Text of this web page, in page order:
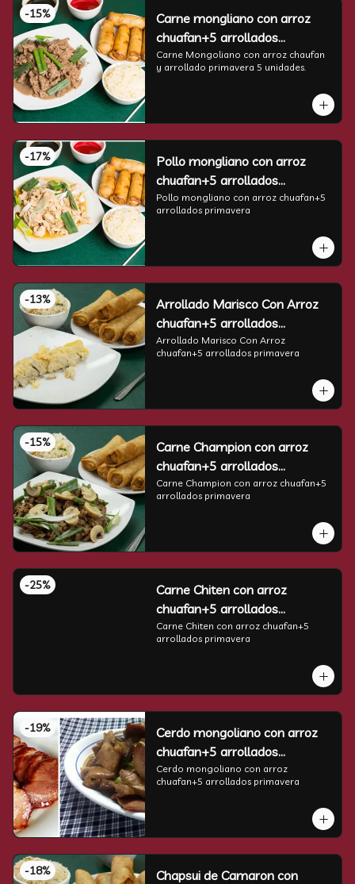
-15%
Carne mongliano con arroz
chuafan+5 arrollados
primavera
Carne Mongoliano con arroz chaufan
y arrollado primavera 5 unidades.
-17%
Pollo mongliano con arroz
chuafan+5 arrollados
primavera
Pollo mongliano con arroz chuafan+5
arrollados primavera
-13%
Arrollado Marisco Con Arroz
chuafan+5 arrollados
primavera
Arrollado Marisco Con Arroz
chuafan+5 arrollados primavera
-15%
Carne Champion con arroz
chuafan+5 arrollados
primavera
Carne Champion con arroz chuafan+5
arrollados primavera
-25%
Carne Chiten con arroz
chuafan+5 arrollados
primavera
Carne Chiten con arroz chuafan+5
arrollados primavera
-19%
Cerdo mongoliano con arroz
chuafan+5 arrollados
primavera
Cerdo mongoliano con arroz
chuafan+5 arrollados primavera
-18%
Chapsui de Camaron con